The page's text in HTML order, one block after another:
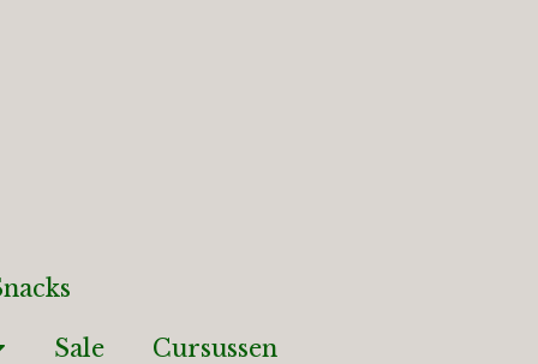
Sale Cursussen